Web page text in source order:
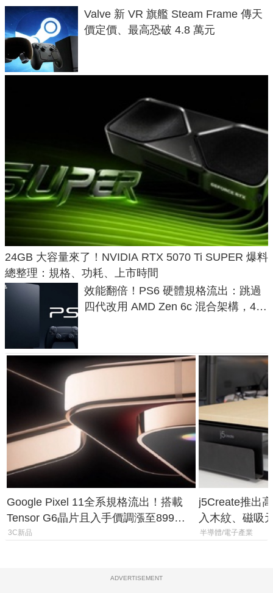
Valve 新 VR 旗艦 Steam Frame 傳天
價定價、最高恐破 4.8 萬元
24GB 大容量來了！NVIDIA RTX 5070 Ti SUPER 爆料
總整理：規格、功耗、上市時間
效能翻倍！PS6 硬體規格流出：跳過
四代改用 AMD Zen 6c 混合架構，4K
Google Pixel 11全系規格流出！搭載
Tensor G6晶片且入手價調漲至899美
元
3C新品
j5Create推出
入木紋、磁吸
半導體/電子產業
ADVERTISEMENT